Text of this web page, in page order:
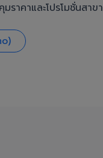
าคาและโปรโมชั่นสาขา